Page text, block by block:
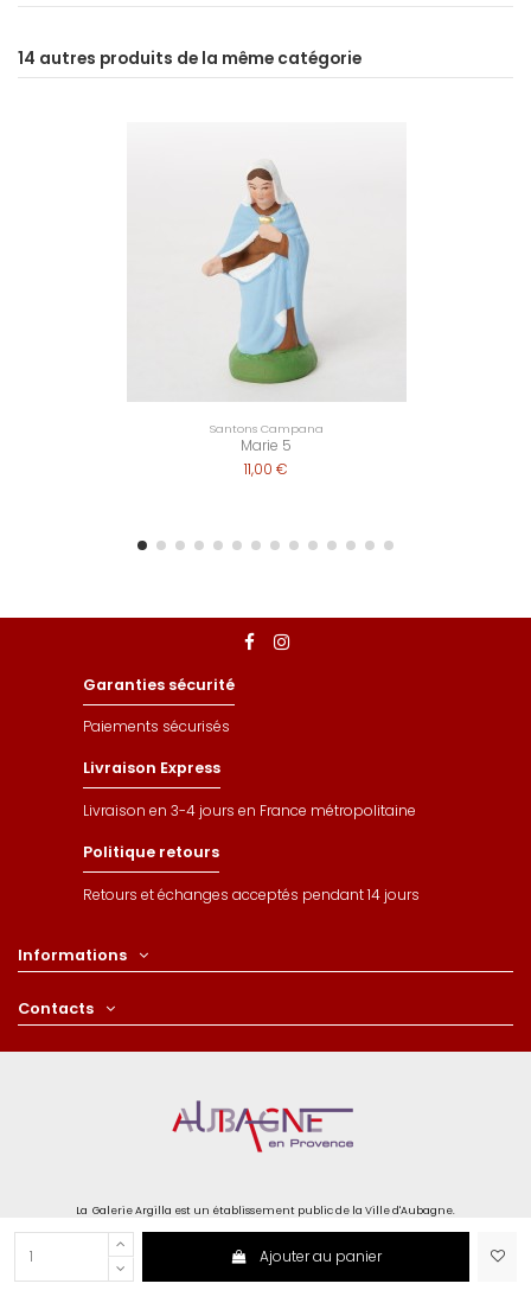
Ajouter au panier
14 autres produits de la même catégorie
Santons Campana
Marie 5
11,00 €
Garanties sécurité
Paiements sécurisés
Livraison Express
Livraison en 3-4 jours en France métropolitaine
Politique retours
Retours et échanges acceptés pendant 14 jours
Informations
Contacts
La Galerie Argilla est un établissement public de la Ville d'Aubagne.
Paiements sécurisé